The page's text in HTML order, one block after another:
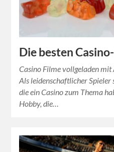
Die besten
Casino Filme vollgeladen
Als leidenschaftlicher Spieler
die ein Casino zum Thema
Hobby, die…